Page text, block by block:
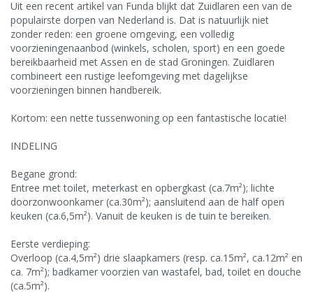
Uit een recent artikel van Funda blijkt dat Zuidlaren een van de
populairste dorpen van Nederland is. Dat is natuurlijk niet
zonder reden: een groene omgeving, een volledig
voorzieningenaanbod (winkels, scholen, sport) en een goede
bereikbaarheid met Assen en de stad Groningen. Zuidlaren
combineert een rustige leefomgeving met dagelijkse
voorzieningen binnen handbereik.
Kortom: een nette tussenwoning op een fantastische locatie!
INDELING
Begane grond:
Entree met toilet, meterkast en opbergkast (ca.7m²); lichte
doorzonwoonkamer (ca.30m²); aansluitend aan de half open
keuken (ca.6,5m²). Vanuit de keuken is de tuin te bereiken.
Eerste verdieping:
Overloop (ca.4,5m²) drie slaapkamers (resp. ca.15m², ca.12m² en
ca. 7m²); badkamer voorzien van wastafel, bad, toilet en douche
(ca.5m²).